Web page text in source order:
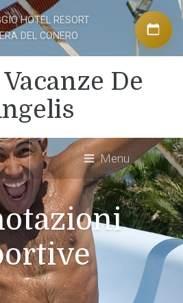
HOTEL RESORT
DEL CONERO
De
Menu